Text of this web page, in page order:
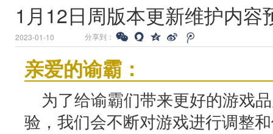
1月12日周版本更新维护内容
2023-01-10 分享到：
亲爱的谕霸：
为了给谕霸们带来更好的游戏
验，我们会不断对游戏进行调整